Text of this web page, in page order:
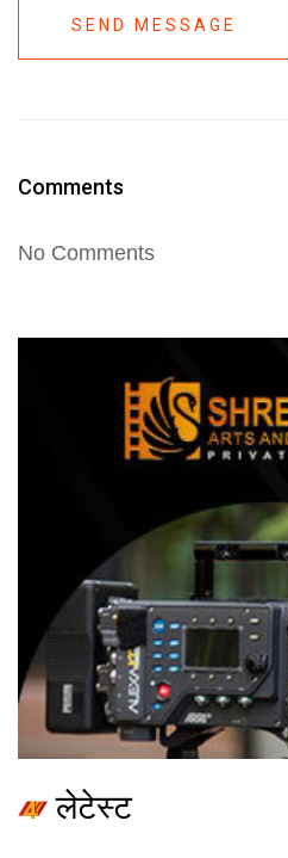
SEND MESSAGE
Comments
No Comments
लेटेस्ट